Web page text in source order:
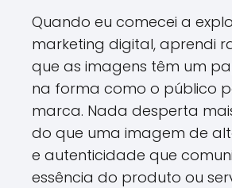
Quando eu comecei a
marketing digital, aprendi
que as imagens têm um
na forma como o público
marca. Nada desperta
do que uma imagem de
e autenticidade que
essência do produto ou